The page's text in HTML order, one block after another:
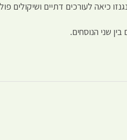
כיאה לעורכים דתיים ושיקולים
שני הנוסחים.